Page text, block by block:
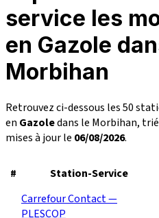
service les
en Gazole
Morbihan
Retrouvez ci-dessous les 50
en Gazoledans le Morbihan,
mises à jour le 06/08/2026.
# Station-Service
Carrefour Contact —
PLESCOP